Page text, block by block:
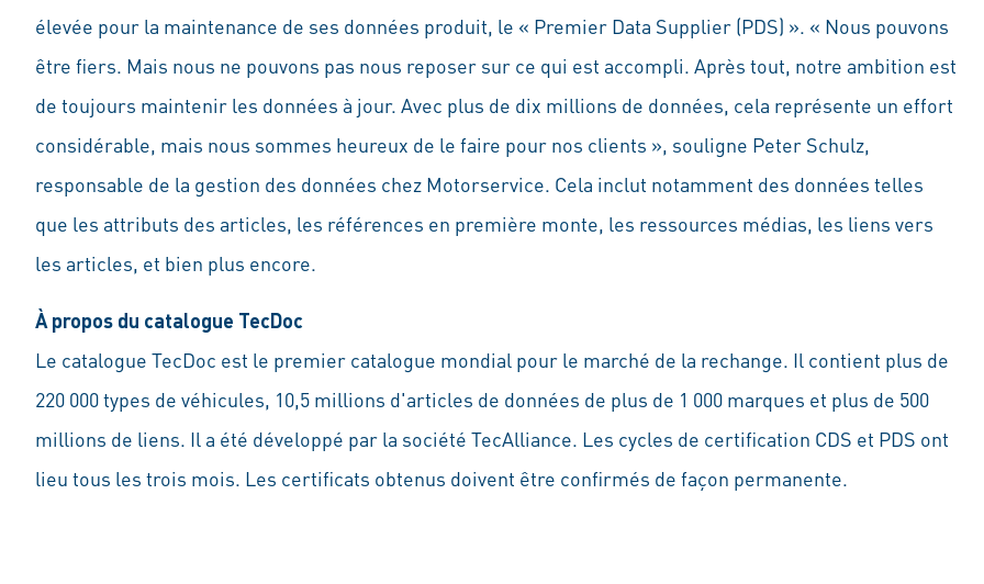
élevée pour la maintenance de ses données produit, le « Premier Data Supplier (PDS) ». « Nous pouvons
être fiers. Mais nous ne pouvons pas nous reposer sur ce qui est accompli. Après tout, notre ambition est
de toujours maintenir les données à jour. Avec plus de dix millions de données, cela représente un effort
considérable, mais nous sommes heureux de le faire pour nos clients », souligne Peter Schulz,
responsable de la gestion des données chez Motorservice. Cela inclut notamment des données telles
que les attributs des articles, les références en première monte, les ressources médias, les liens vers
les articles, et bien plus encore.
À propos du catalogue TecDoc
Le catalogue TecDoc est le premier catalogue mondial pour le marché de la rechange. Il contient plus de
220 000 types de véhicules, 10,5 millions d'articles de données de plus de 1 000 marques et plus de 500
millions de liens. Il a été développé par la société TecAlliance. Les cycles de certification CDS et PDS ont
lieu tous les trois mois. Les certificats obtenus doivent être confirmés de façon permanente.